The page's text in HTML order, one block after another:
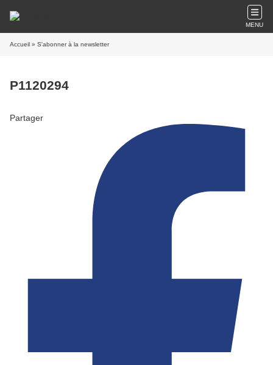
MENU
Accueil » S'abonner à la newsletter
P1120294
Partager